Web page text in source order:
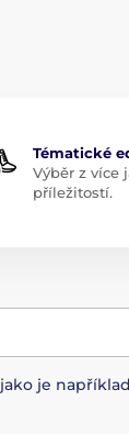
Tématické
Výběr z více
příležitostí.
jako je